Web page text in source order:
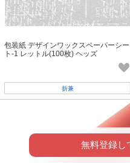
包装紙 デザインワックスペーパーシー
ト-1 レットル(100枚) ヘッズ
折兼
無料登録し